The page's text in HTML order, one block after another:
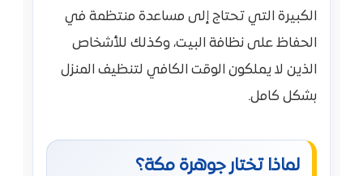
الكبيرة التي تحتاج إلى مساعدة منتظمة في
الحفاظ على نظافة البيت، وكذلك للأشخاص
الذين لا يملكون الوقت الكافي لتنظيف المنزل
بشكل كامل.
لماذا تختار جوهرة مكة؟